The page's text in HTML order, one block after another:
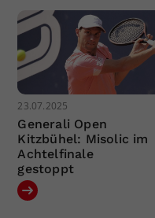
23.07.2025
Generali Open
Kitzbühel: Misolic im
Achtelfinale
gestoppt